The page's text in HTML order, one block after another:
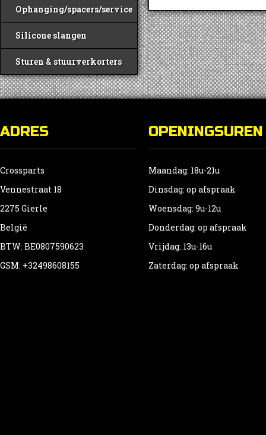
Ophanging/spacers/service
Silicone slangen
Sturen & stuurverkorters
ADRES
Crossparts
Vennestraat 18
2275 Gierle
België
BTW: BE0807590623
GSM: +32498608155
OPENINGSUREN
Maandag: 18u-21u
Dinsdag: op afspraak
Woensdag: 9u-12u
Donderdag: op afspraak
Vrijdag: 13u-16u
Zaterdag: op afspraak